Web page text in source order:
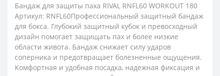
Бандаж для защиты паха RIVAL RNFL60 WORKOUT 180
Артикул: RNFL60Профессиональный защитный бандаж
для бокса. Глубокий защитный кубок и превосходный
дизайн помогает защищать пах и более низкие
области живота. Бандаж снижает силу ударов
соперника и предотвращает болезненные ощущения.
Комфортная и удобная посадка, надежная фиксация и